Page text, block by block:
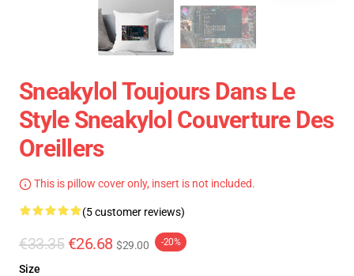
Sneakylol Toujours Dans Le
Style Sneakylol Couverture Des
Oreillers
This is pillow cover only, insert is not included.
(5 customer reviews)
€33.35 €26.68 $29.00 -20%
Size